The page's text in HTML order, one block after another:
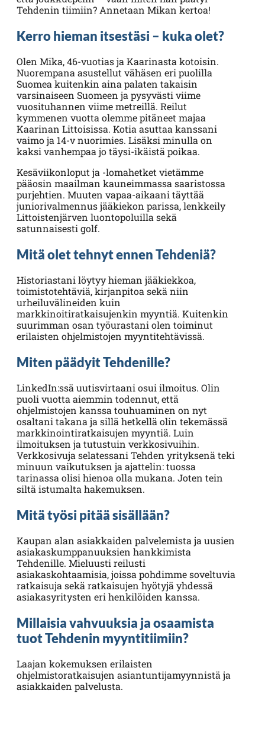
Tehdenin tiimiin? Annetaan Mikan kertoa!
Kerro hieman itsestäsi – kuka olet?
Olen Mika, 46-vuotias ja Kaarinasta kotoisin.
Nuorempana asustellut vähäsen eri puolilla
Suomea kuitenkin aina palaten takaisin
varsinaiseen Suomeen ja pysyvästi viime
vuosituhannen viime metreillä. Reilut
kymmenen vuotta olemme pitäneet majaa
Kaarinan Littoisissa. Kotia asuttaa kanssani
vaimo ja 14-v nuorimies. Lisäksi minulla on
kaksi vanhempaa jo täysi-ikäistä poikaa.
Kesäviikonloput ja -lomahetket vietämme
pääosin maailman kauneimmassa saaristossa
purjehtien. Muuten vapaa-aikaani täyttää
juniorivalmennus jääkiekon parissa, lenkkeily
Littoistenjärven luontopoluilla sekä
satunnaisesti golf.
Mitä olet tehnyt ennen Tehdeniä?
Historiastani löytyy hieman jääkiekkoa,
toimistotehtäviä, kirjanpitoa sekä niin
urheiluvälineiden kuin
markkinoitiratkaisujenkin myyntiä. Kuitenkin
suurimman osan työurastani olen toiminut
erilaisten ohjelmistojen myyntitehtävissä.
Miten päädyit Tehdenille?
LinkedIn:ssä uutisvirtaani osui ilmoitus. Olin
puoli vuotta aiemmin todennut, että
ohjelmistojen kanssa touhuaminen on nyt
osaltani takana ja sillä hetkellä olin tekemässä
markkinointiratkaisujen myyntiä. Luin
ilmoituksen ja tutustuin verkkosivuihin.
Verkkosivuja selatessani Tehden yrityksenä teki
minuun vaikutuksen ja ajattelin: tuossa
tarinassa olisi hienoa olla mukana. Joten tein
siltä istumalta hakemuksen.
Mitä työsi pitää sisällään?
Kaupan alan asiakkaiden palvelemista ja uusien
asiakaskumppanuuksien hankkimista
Tehdenille. Mieluusti reilusti
asiakaskohtaamisia, joissa pohdimme soveltuvia
ratkaisuja sekä ratkaisujen hyötyjä yhdessä
asiakasyritysten eri henkilöiden kanssa.
Millaisia vahvuuksia ja osaamista
tuot Tehdenin myyntitiimiin?
Laajan kokemuksen erilaisten
ohjelmistoratkaisujen asiantuntijamyynnistä ja
asiakkaiden palvelusta.